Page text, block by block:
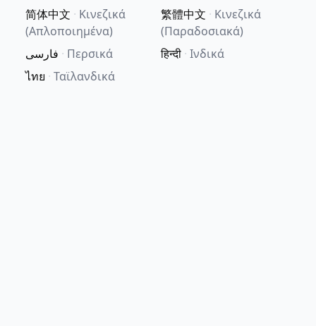
简体中文 · Κινεζικά
(Απλοποιημένα)
繁體中文 · Κινεζικά
(Παραδοσιακά)
فارسی · Περσικά हिन्दी · Ινδικά
ไทย · Ταϊλανδικά